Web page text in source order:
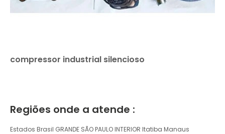
compressor industrial silencioso
Regiões onde a atende :
Estados Brasil GRANDE SÃO PAULO INTERIOR Itatiba Manaus